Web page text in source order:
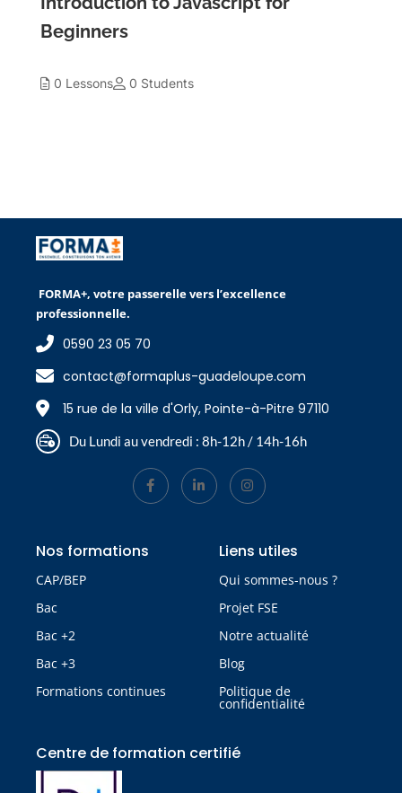
Beginners
0 Lessons 0 Students
FORMA+, votre passerelle vers l’excellence
professionnelle.
0590 23 05 70
contact@formaplus-guadeloupe.com
15 rue de la ville d'Orly, Pointe-à-Pitre 97110
Du Lundi au vendredi : 8h-12h / 14h-16h
Nos formations
CAP/BEP
Bac
Bac +2
Bac +3
Formations continues
Liens utiles
Qui sommes-nous ?
Projet FSE
Notre actualité
Blog
Politique de
confidentialité
Centre de formation certifié​